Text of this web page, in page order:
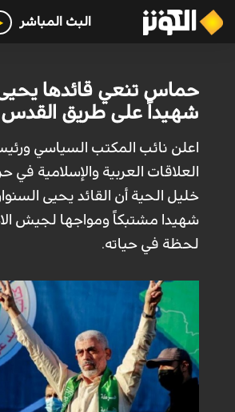
البث المباشر
حماس تنعي قائدها يحيى
شهيداً على طريق القدس
اعلن نائب المكتب السياسي
العلاقات العربية والإسلامية
خليل الحية أن القائد يحيى
شهيدا مشتبكاً ومواجها لجيش
لحظة في حياته.